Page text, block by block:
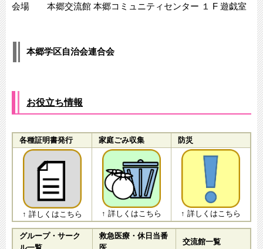
会場 本郷交流館 本郷コミュニティセンター １ F 遊戯室
本郷学区自治会連合会
お役立ち情報
各種証明書発行 家庭ごみ収集 防災
↑ 詳しくはこちら ↑ 詳しくはこちら ↑ 詳しくはこちら
グループ・サーク
救急医療・休日当番
交流館一覧